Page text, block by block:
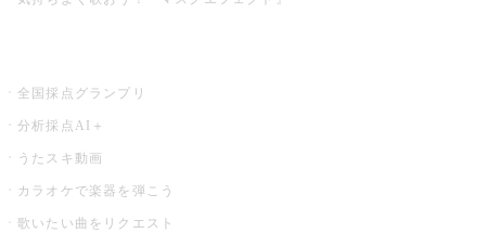
全国採点グランプリ
分析採点AI＋
うたスキ動画
カラオケで楽器を弾こう
歌いたい曲をリクエスト